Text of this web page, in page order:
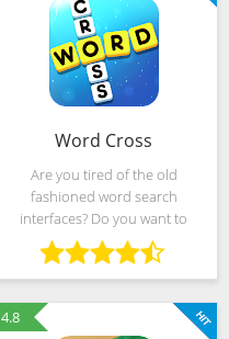
Word Cross
Are you tired of the old
fashioned word search
interfaces? Do you want to
enjoy a totally new experience
of word puzzle game?★★★
Now, you can download Word
Cross and play on BOARDS for
FREE! ★★★Word
4.8